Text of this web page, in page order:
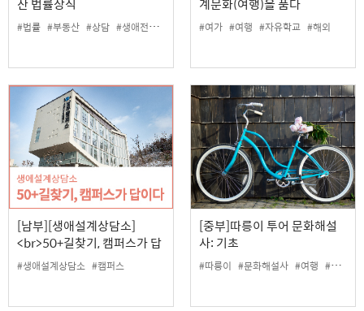
산 법률상식
#법률 #부동산 #상담 #생애전환 #전문가상담
계문화(여행)을 품다
#여가 #여행 #자유학교 #해외
[남부][생애설계상담소]
<br>50+길찾기, 캠퍼스가 답
이다.
#생애설계상담소 #캠퍼스
[중부]따릉이 투어 문화해설
사: 기초
#따릉이 #문화해설사 #여행 #외국어